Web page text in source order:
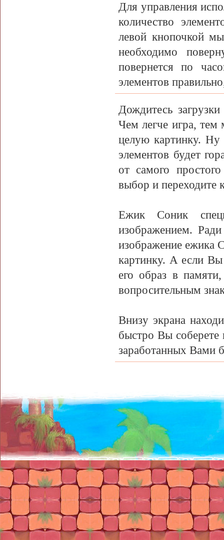
Для управления
количество
левой кнопочкой
необходимо
повернется по
элементов
Дождитесь
Чем легче игра, тем
целую картинку.
элементов будет
от самого
выбор и переходите
Ежик Соник
изображением.
изображение ежика
картинку. А если
его образ в
вопросительным
Внизу экрана
быстро Вы соберете
заработанных Вами